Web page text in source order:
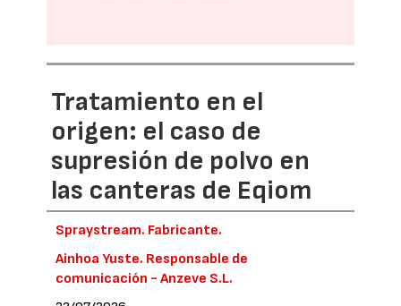
Tratamiento en el
origen: el caso de
supresión de polvo en
las canteras de Eqiom
Spraystream. Fabricante.
Ainhoa Yuste. Responsable de
comunicación - Anzeve S.L.